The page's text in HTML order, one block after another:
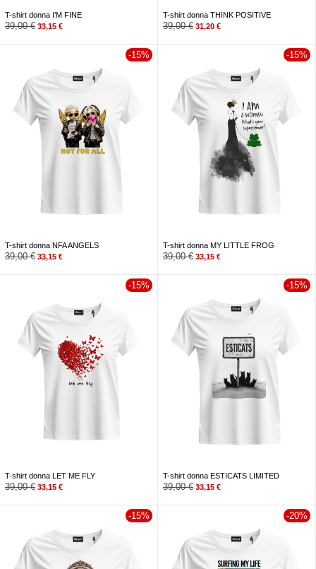
T-shirt donna I’M FINE
39,00€ 33,15 €
T-shirt donna THINK POSITIVE
39,00€ 31,20 €
-15%
T-shirt donna NFA ANGELS
39,00€ 33,15 €
-15%
T-shirt donna MY LITTLE FROG
39,00€ 33,15 €
-15%
T-shirt donna LET ME FLY
39,00€ 33,15 €
-15%
T-shirt donna ESTICATS LIMITED
39,00€ 33,15 €
-15% -20%